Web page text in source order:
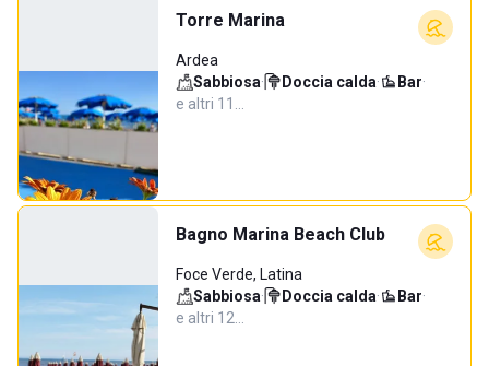
Torre Marina
Ardea
Sabbiosa· Doccia calda· Bar·
e altri 11…
Bagno Marina Beach Club
Foce Verde, Latina
Sabbiosa· Doccia calda· Bar·
e altri 12…